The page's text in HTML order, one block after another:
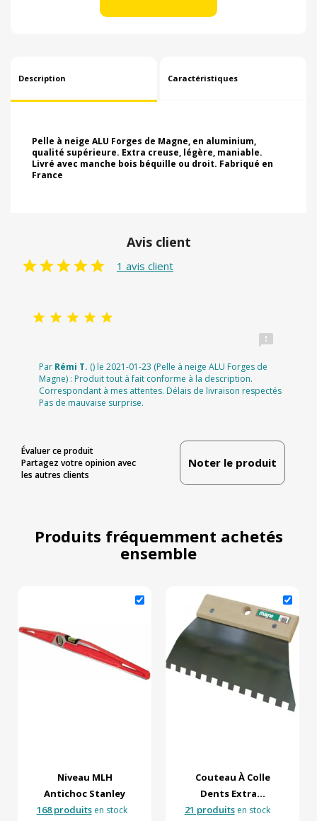
Description Caractéristiques
Pelle à neige ALU Forges de Magne, en aluminium,
qualité supérieure. Extra creuse, légère, maniable.
Livré avec manche bois béquille ou droit. Fabriqué en
France
Avis client
1 avis client
    

Par Rémi T. () le 2021-01-23 (Pelle à neige ALU Forges de
Magne) : Produit tout à fait conforme à la description.
Correspondant à mes attentes. Délais de livraison respectés
Pas de mauvaise surprise.
Évaluer ce produit
Partagez votre opinion avec
les autres clients
Noter le produit
Produits fréquemment achetés
ensemble
Niveau MLH
Antichoc Stanley
168 produitsen stock
Couteau À Colle
Dents Extra...
21 produitsen stock